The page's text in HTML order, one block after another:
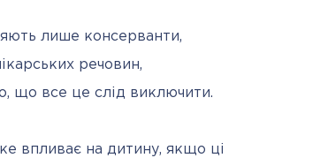
лише консерванти,
речовин,
що все це слід виключити.
впливає на дитину, якщо ці